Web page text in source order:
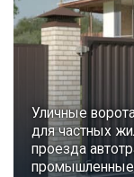
Уличные
для частных
проезда
промышленные